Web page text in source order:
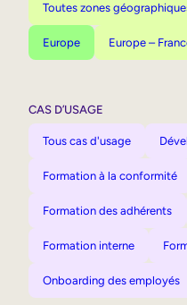
Toutes zones
Europe Europe –
CAS D’USAGE
Tous cas d'usage
Formation à la conformité
Formation des adhérents
Formation interne
Onboarding des employés